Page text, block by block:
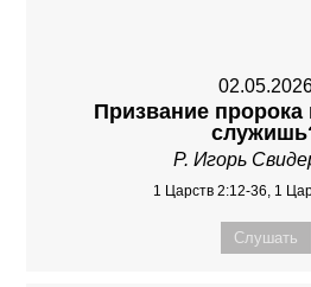
Призвание
Р. Игорь
1 Царств 2:12-36, 1
Слушать